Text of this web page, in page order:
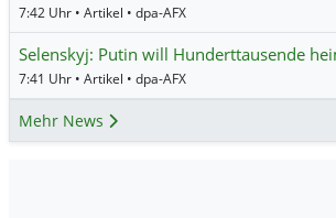
7:42 Uhr • Artikel • dpa-AFX
Selenskyj: Putin will Hunderttausende
7:41 Uhr • Artikel • dpa-AFX
Mehr News